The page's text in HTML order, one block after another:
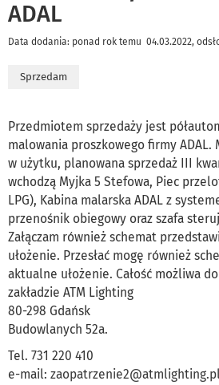
ADAL
Data dodania: ponad rok temu 04.03.2022,
Sprzedam
Przedmiotem sprzedaży jest
malowania proszkowego firmy ADAL.
w użytku, planowana sprzedaż III
wchodzą Myjka 5 Stefowa, Piec
LPG), Kabina malarska ADAL z
przenośnik obiegowy oraz szafa
Załączam również schemat
ułożenie. Przesłać mogę również
aktualne ułożenie. Całość możliwa
zakładzie ATM Lighting
80-298 Gdańsk
Budowlanych 52a.
Tel. 731 220 410
e-mail: zaopatrzenie2@atmlighting.pl